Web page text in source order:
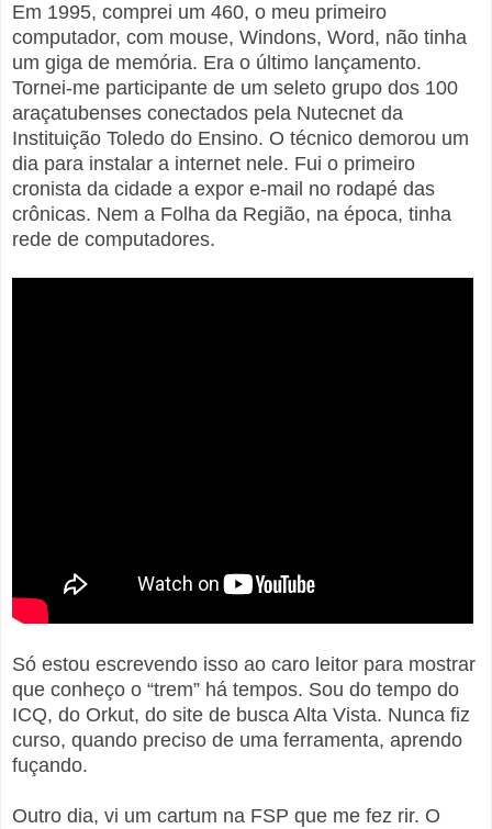
Em 1995, comprei um 460, o meu primeiro
computador, com mouse, Windons, Word, não tinha
um giga de memória. Era o último lançamento.
Tornei-me participante de um seleto grupo dos 100
araçatubenses conectados pela Nutecnet da
Instituição Toledo do Ensino. O técnico demorou um
dia para instalar a internet nele. Fui o primeiro
cronista da cidade a expor e-mail no rodapé das
crônicas. Nem a Folha da Região, na época, tinha
rede de computadores.
Só estou escrevendo isso ao caro leitor para mostrar
que conheço o “trem” há tempos. Sou do tempo do
ICQ, do Orkut, do site de busca Alta Vista. Nunca fiz
curso, quando preciso de uma ferramenta, aprendo
fuçando.
Outro dia, vi um cartum na FSP que me fez rir. O